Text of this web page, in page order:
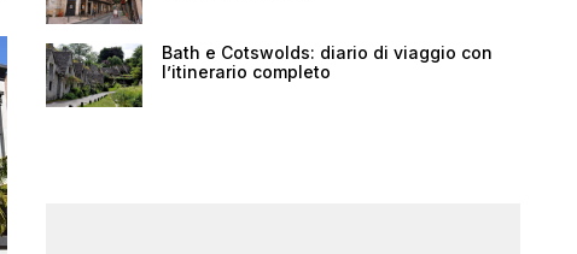
Bath e Cotswolds: diario di viaggio con
l’itinerario completo